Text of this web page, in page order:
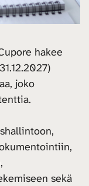
hakee
joko
sekä